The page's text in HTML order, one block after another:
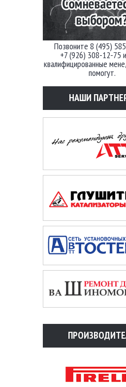
Позвоните 8 (495)
+7 (926) 308-12-75
квалифицированные
помогут.
НАШИ